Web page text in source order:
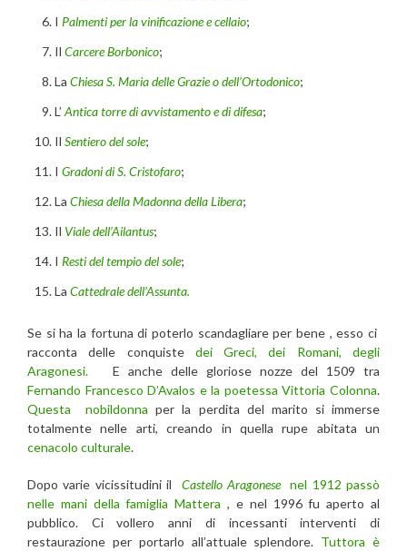
I Palmenti per la vinificazione e cellaio;
Il Carcere Borbonico;
La Chiesa S. Maria delle Grazie o dell’Ortodonico;
L’ Antica torre di avvistamento e di difesa;
Il Sentiero del sole;
I Gradoni di S. Cristofaro;
La Chiesa della Madonna della Libera;
Il Viale dell’Ailantus;
I Resti del tempio del sole;
La Cattedrale dell’Assunta.
Se si ha la fortuna di poterlo scandagliare per bene , esso ci
racconta delle conquiste dei Greci, dei Romani, degli
Aragonesi. E anche delle gloriose nozze del 1509 tra
Fernando Francesco D’Avalos e la poetessa Vittoria Colonna.
Questa nobildonna per la perdita del marito si immerse
totalmente nelle arti, creando in quella rupe abitata un
cenacolo culturale.
Dopo varie vicissitudini il Castello Aragonese
nel 1912 passò
nelle mani della famiglia Mattera , e nel 1996 fu aperto al
pubblico. Ci vollero anni di incessanti interventi di
restaurazione per portarlo all’attuale splendore. Tuttora è